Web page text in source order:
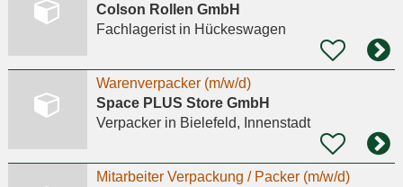
Colson Rollen GmbH
Fachlageristin Hückeswagen
Warenverpacker (m/w/d)
Space PLUS Store GmbH
Verpackerin Bielefeld, Innenstadt
Mitarbeiter Verpackung / Packer (m/w/d)